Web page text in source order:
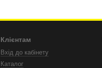
Клієнтам
Вхід до кабінету
Каталог